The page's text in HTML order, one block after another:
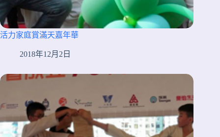
活力家庭賞滿天嘉年華
2018年12月2日